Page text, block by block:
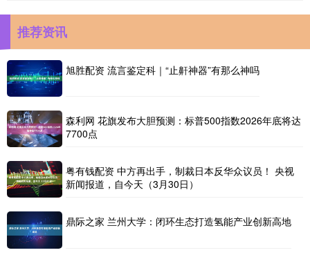
推荐资讯
旭胜配资 流言鉴定科｜“止鼾神器”有那么神吗
森利网 花旗发布大胆预测：标普500指数2026年底将达
7700点
粤有钱配资 中方再出手，制裁日本反华众议员！ 央视
新闻报道，自今天（3月30日）
鼎际之家 兰州大学：闭环生态打造氢能产业创新高地